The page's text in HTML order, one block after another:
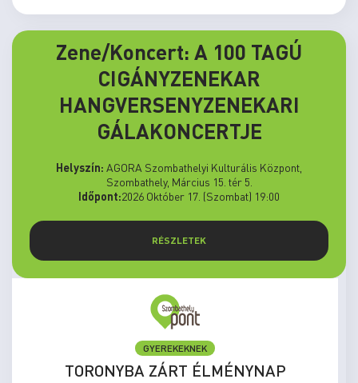
Zene/Koncert: A 100 TAGÚ
CIGÁNYZENEKAR
HANGVERSENYZENEKARI
GÁLAKONCERTJE
Helyszín: AGORA Szombathelyi Kulturális Központ,
Szombathely, Március 15. tér 5.
Időpont:2026 Október 17. (Szombat) 19:00
RÉSZLETEK
GYEREKEKNEK
TORONYBA ZÁRT ÉLMÉNYNAP